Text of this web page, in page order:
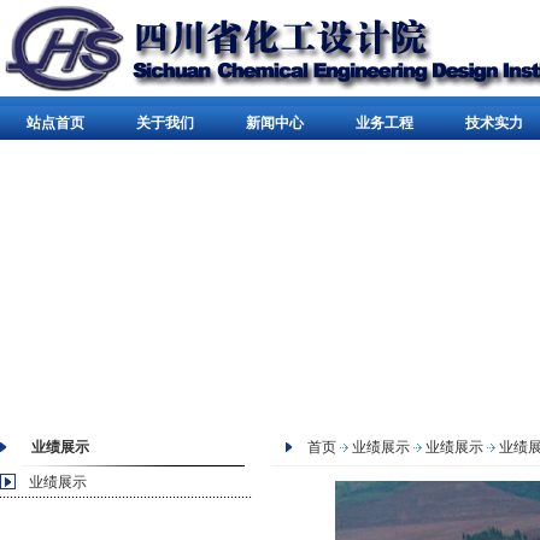
站点首页 关于我们 新闻中心 业务工程 技术实力
业绩展示
业绩展示
首页 业绩展示 业绩展示 业绩